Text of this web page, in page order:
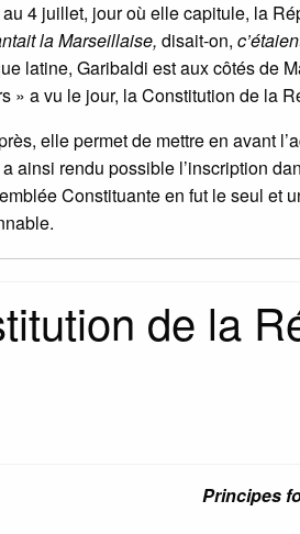
4 juillet, jour où elle capitule, la
la Marseillaise, disait-on,
latine, Garibaldi est aux côtés de
a vu le jour, la Constitution de la
elle permet de mettre en avant
ainsi rendu possible l’inscription
Constituante en fut le seul
de la
Principes